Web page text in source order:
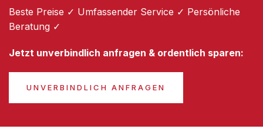
Beste Preise ✓ Umfassender Service ✓ Persönliche
Beratung ✓
Jetzt unverbindlich anfragen & ordentlich sparen:
UNVERBINDLICH ANFRAGEN